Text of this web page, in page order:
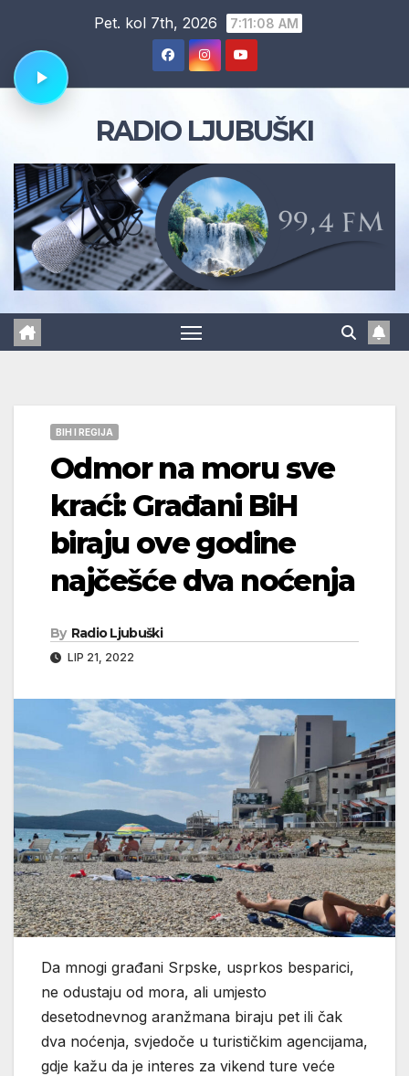
content
Pet. kol 7th, 2026 7:11:09 AM
RADIO LJUBUŠKI
BIH I REGIJA
Odmor na moru sve
kraći: Građani BiH
biraju ove godine
najčešće dva noćenja
By Radio Ljubuški
LIP 21, 2022
Da mnogi građani Srpske, usprkos besparici,
ne odustaju od mora, ali umjesto
desetodnevnog aranžmana biraju pet ili čak
dva noćenja, svjedoče u turističkim agencijama,
gdje kažu da je interes za vikend ture veće